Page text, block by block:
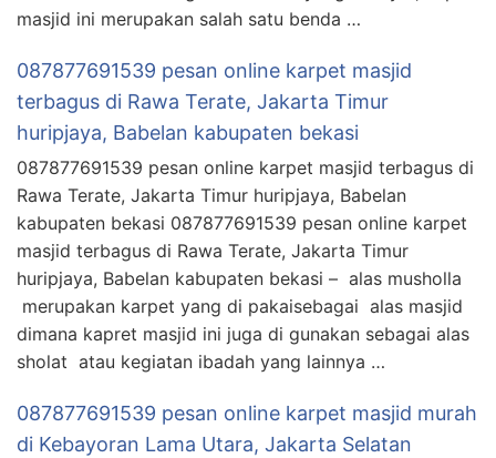
masjid ini merupakan salah satu benda …
087877691539 pesan online karpet masjid
terbagus di Rawa Terate, Jakarta Timur
huripjaya, Babelan kabupaten bekasi
087877691539 pesan online karpet masjid terbagus di
Rawa Terate, Jakarta Timur huripjaya, Babelan
kabupaten bekasi 087877691539 pesan online karpet
masjid terbagus di Rawa Terate, Jakarta Timur
huripjaya, Babelan kabupaten bekasi – alas musholla
merupakan karpet yang di pakaisebagai alas masjid
dimana kapret masjid ini juga di gunakan sebagai alas
sholat atau kegiatan ibadah yang lainnya …
087877691539 pesan online karpet masjid murah
di Kebayoran Lama Utara, Jakarta Selatan